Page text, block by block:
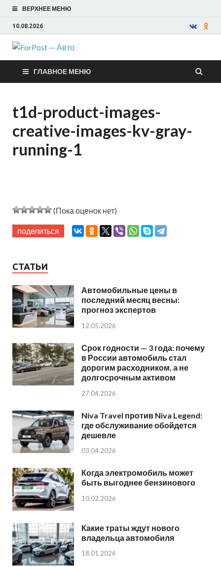
ВЕРХНЕЕ МЕНЮ
10.08.2026
ForPost —
Авто
ГЛАВНОЕ МЕНЮ
t1d-product-images-
creative-images-kv-gray-
running-1
(Пока оценок нет)
поделиться
СТАТЬИ
Автомобильные цены в
последний месяц весны:
прогноз экспертов
12.05.2026
Срок годности — 3 года: почему
в России автомобиль стал
дорогим расходником, а не
долгосрочным активом
27.04.2026
Niva Travel против Niva Legend:
где обслуживание обойдется
дешевле
03.04.2026
Когда электромобиль может
быть выгоднее бензинового
10.02.2026
Какие траты ждут нового
владельца автомобиля
18.01.2026